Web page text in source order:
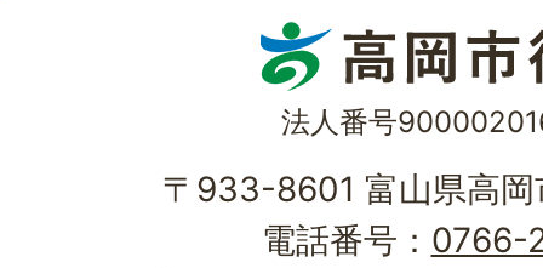
法人番号
〒933-8601 富山県高
電話番号： 0766-